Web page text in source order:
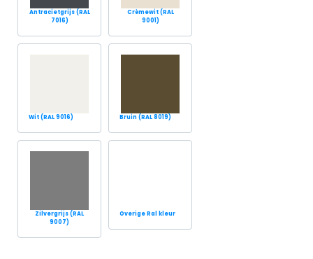
Antracietgrijs (RAL
7016)
Crèmewit (RAL
9001)
Wit (RAL 9016) Bruin (RAL 8019)
Zilvergrijs (RAL
9007)
Overige Ral kleur